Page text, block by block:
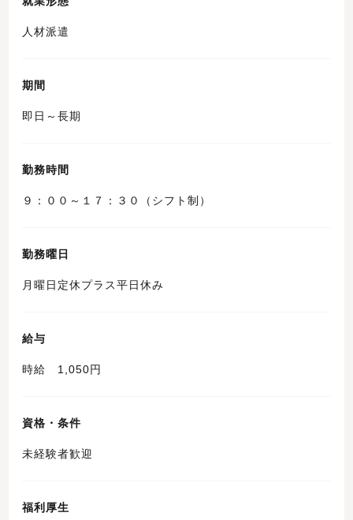
人材派遣
期間
即日～長期
勤務時間
９：００～１７：３０（シフト制）
勤務曜日
月曜日定休プラス平日休み
給与
時給 1,050円
資格・条件
未経験者歓迎
福利厚生